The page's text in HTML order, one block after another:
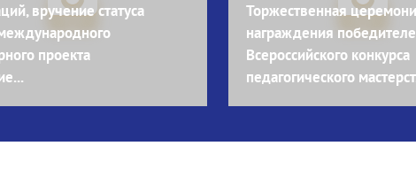
вручение статуса
проекта
Торжественная
награждения
Всероссийского конкурса
педагогического